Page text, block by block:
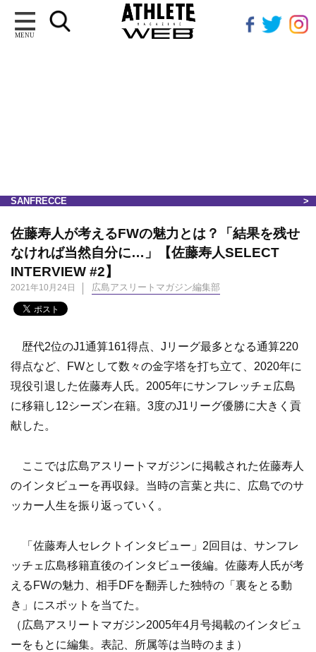
MENU
SANFRECCE
佐藤寿人が考えるFWの魅力とは？「結果を残せ
なければ当然自分に…」【佐藤寿人SELECT
INTERVIEW #2】
2021年10月24日 広島アスリートマガジン編集部
歴代2位のJ1通算161得点、Jリーグ最多となる通算220
得点など、FWとして数々の金字塔を打ち立て、2020年に
現役引退した佐藤寿人氏。2005年にサンフレッチェ広島
に移籍し12シーズン在籍。3度のJ1リーグ優勝に大きく貢
献した。
ここでは広島アスリートマガジンに掲載された佐藤寿人
のインタビューを再収録。当時の言葉と共に、広島でのサ
ッカー人生を振り返っていく。
「佐藤寿人セレクトインタビュー」2回目は、サンフレ
ッチェ広島移籍直後のインタビュー後編。佐藤寿人氏が考
えるFWの魅力、相手DFを翻弄した独特の「裏をとる動
き」にスポットを当てた。
（広島アスリートマガジン2005年4月号掲載のインタビュ
ーをもとに編集。表記、所属等は当時のまま）